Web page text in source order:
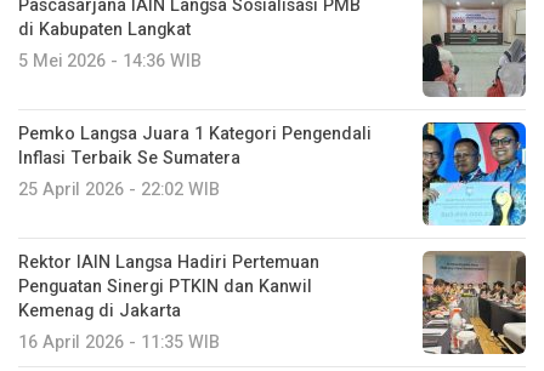
Pascasarjana IAIN Langsa Sosialisasi PMB
di Kabupaten Langkat
5 Mei 2026 - 14:36 WIB
Pemko Langsa Juara 1 Kategori Pengendali
Inflasi Terbaik Se Sumatera
25 April 2026 - 22:02 WIB
Rektor IAIN Langsa Hadiri Pertemuan
Penguatan Sinergi PTKIN dan Kanwil
Kemenag di Jakarta
16 April 2026 - 11:35 WIB